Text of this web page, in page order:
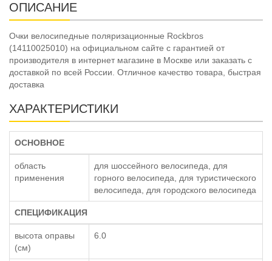
ОПИСАНИЕ
Очки велосипедные поляризационные Rockbros
(14110025010) на официальном сайте с гарантией от
производителя в интернет магазине в Москве или заказать с
доставкой по всей России. Отличное качество товара, быстрая
доставка
ХАРАКТЕРИСТИКИ
ОСНОВНОЕ
область
применения
для шоссейного велосипеда, для
горного велосипеда, для туристического
велосипеда, для городского велосипеда
СПЕЦИФИКАЦИЯ
высота оправы
(см)
6.0